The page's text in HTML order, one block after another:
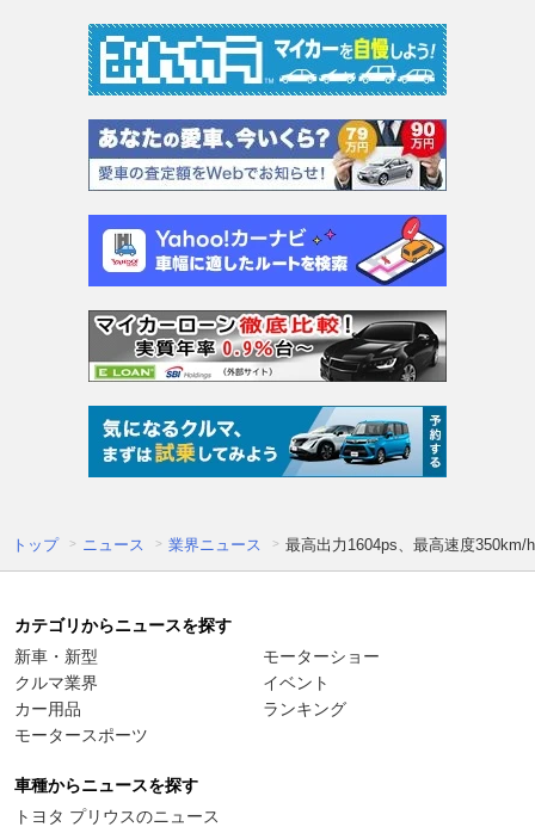
トップ ニュース 業界ニュース 最高出力1604ps、最高速度
カテゴリからニュースを探す
新車・新型
クルマ業界
カー用品
モータースポーツ
モーターショー
イベント
ランキング
車種からニュースを探す
トヨタ プリウスのニュース